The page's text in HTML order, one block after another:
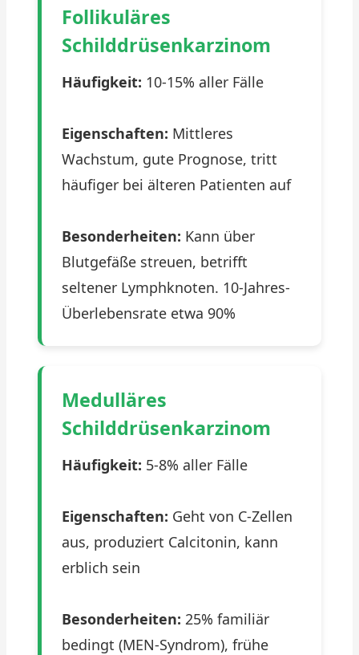
Follikuläres
Schilddrüsenkarzinom
Häufigkeit: 10-15% aller Fälle
Eigenschaften: Mittleres
Wachstum, gute Prognose, tritt
häufiger bei älteren Patienten auf
Besonderheiten: Kann über
Blutgefäße streuen, betrifft
seltener Lymphknoten. 10-Jahres-
Überlebensrate etwa 90%
Medulläres
Schilddrüsenkarzinom
Häufigkeit: 5-8% aller Fälle
Eigenschaften: Geht von C-Zellen
aus, produziert Calcitonin, kann
erblich sein
Besonderheiten: 25% familiär
bedingt (MEN-Syndrom), frühe